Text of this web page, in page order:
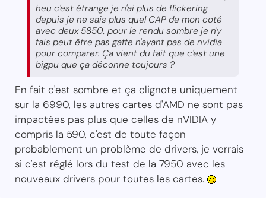
heu c'est étrange je n'ai plus de flickering
depuis je ne sais plus quel CAP de mon coté
avec deux 5850, pour le rendu sombre je n'y
fais peut être pas gaffe n'ayant pas de nvidia
pour comparer. Ça vient du fait que c'est une
bigpu que ça déconne toujours ?
En fait c'est sombre et ça clignote uniquement
sur la 6990, les autres cartes d'AMD ne sont pas
impactées pas plus que celles de nVIDIA y
compris la 590, c'est de toute façon
probablement un problème de drivers, je verrais
si c'est réglé lors du test de la 7950 avec les
nouveaux drivers pour toutes les cartes.